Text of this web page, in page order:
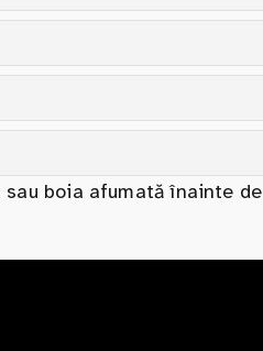
sau boia afumată înainte de